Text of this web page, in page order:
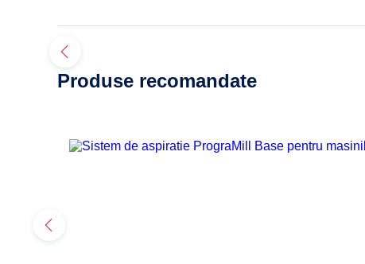
Produse recomandate